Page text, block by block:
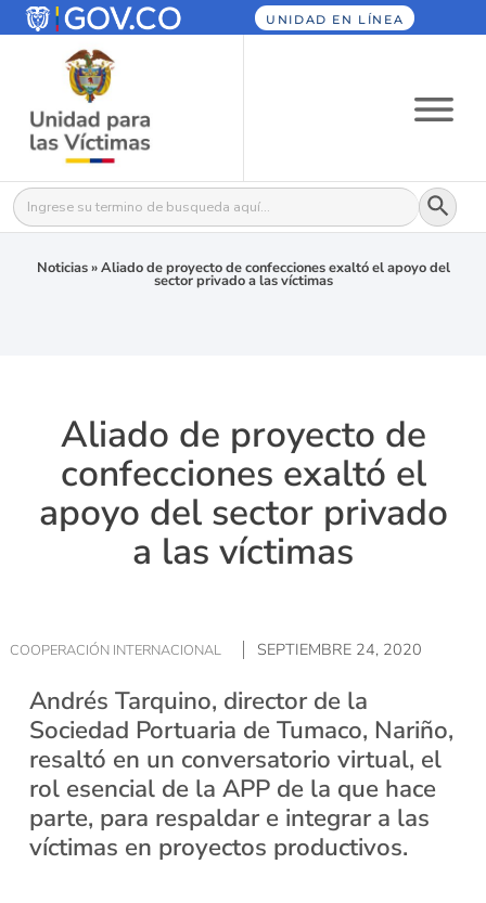
UNIDAD EN LÍNEA
Buscar: Botón
Noticias»Aliado de proyecto de confecciones exaltó el apoyo del
sector privado a las víctimas
Aliado de proyecto de
confecciones exaltó el
apoyo del sector privado
a las víctimas
COOPERACIÓN INTERNACIONAL SEPTIEMBRE 24, 2020
Andrés Tarquino, director de la
Sociedad Portuaria de Tumaco, Nariño,
resaltó en un conversatorio virtual, el
rol esencial de la APP de la que hace
parte, para respaldar e integrar a las
víctimas en proyectos productivos.